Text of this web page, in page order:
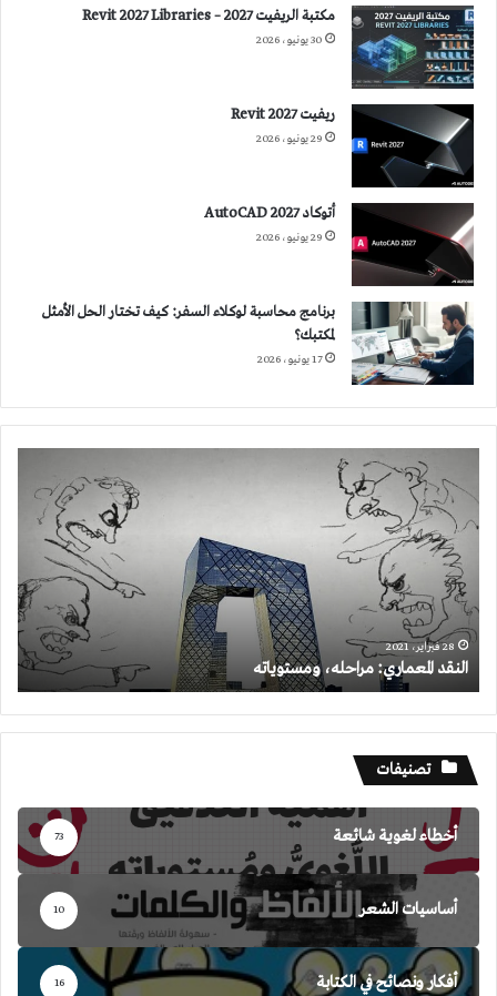
مكتبة الريفيت 2027 – Revit 2027 Libraries
30 يونيو، 2026
ريفيت 2027 Revit
29 يونيو، 2026
أتوكاد 2027 AutoCAD
29 يونيو، 2026
برنامج محاسبة لوكلاء السفر: كيف تختار الحل الأمثل
لمكتبك؟
17 يونيو، 2026
المعماري:
مراحله،
ومستوياته
28 فبراير، 2021
النقد المعماري: مراحله، ومستوياته
تصنيفات
أخطاء لغوية شائعة 73
أساسيات الشعر 10
أفكار ونصائح في الكتابة 16